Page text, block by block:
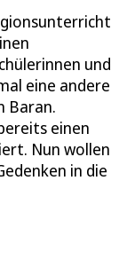
und
eine andere
Baran.
einen
Nun wollen
in die